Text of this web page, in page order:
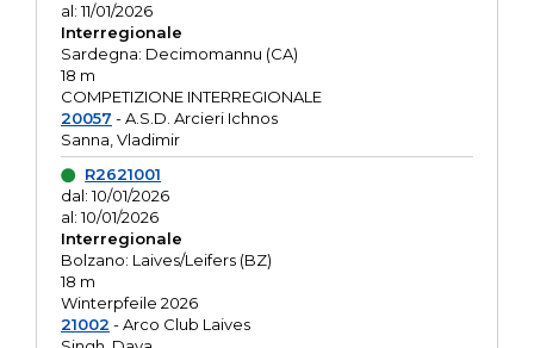
al: 11/01/2026
Interregionale
Sardegna: Decimomannu (CA)
18 m
COMPETIZIONE INTERREGIONALE
20057 - A.S.D. Arcieri Ichnos
Sanna, Vladimir
R2621001
dal: 10/01/2026
al: 10/01/2026
Interregionale
Bolzano: Laives/Leifers (BZ)
18 m
Winterpfeile 2026
21002 - Arco Club Laives